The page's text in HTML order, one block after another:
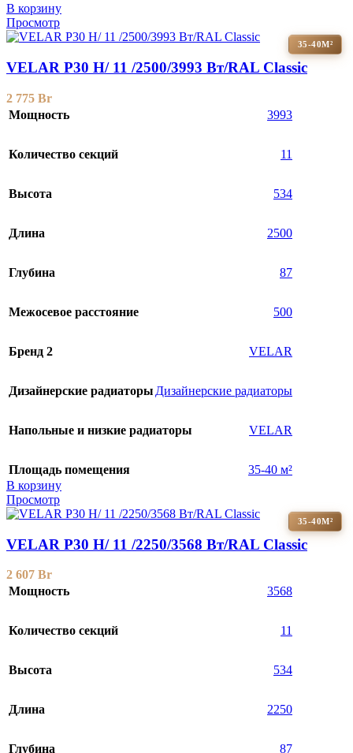
В корзину
Просмотр
35-40М²
VELAR P30 H/ 11 /2500/3993 Вт/RAL Classic
2 775 Br
Мощность
3993
Количество секций 11
Высота 534
Длина 2500
Глубина 87
Межосевое расстояние 500
Бренд 2 VELAR
Дизайнерские радиаторы Дизайнерские радиаторы
Напольные и низкие радиаторы VELAR
Площадь помещения
35-40 м²
В корзину
Просмотр
35-40М²
VELAR P30 H/ 11 /2250/3568 Вт/RAL Classic
2 607 Br
Мощность
3568
Количество секций 11
Высота 534
Длина 2250
Глубина 87